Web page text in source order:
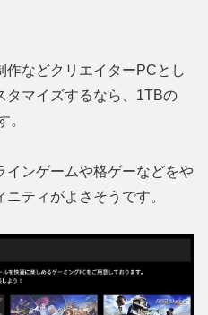
作などクリエイターPCとし
タマイズするなら、1TBの
。
インゲームや格ゲーなどをや
ティがよさそうです。